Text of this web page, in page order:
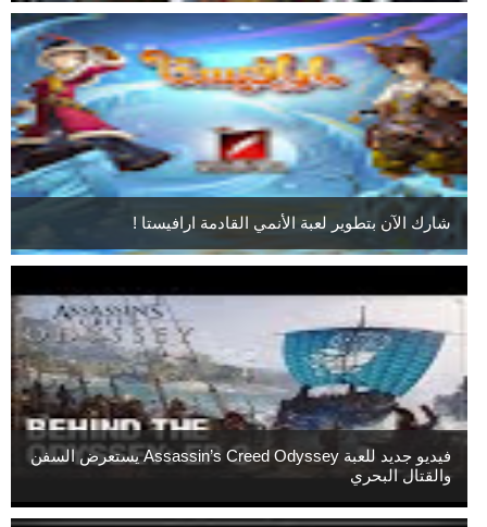
شارك الآن بتطوير لعبة الأنمي القادمة ارافيستا !
فيديو جديد للعبة Assassin’s Creed Odyssey يستعرض السفن
والقتال البحري